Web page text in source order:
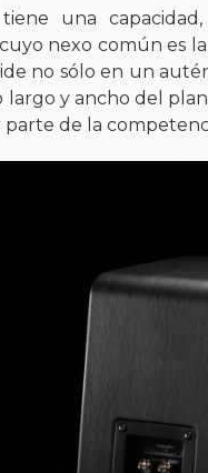
una
nexo común es
no sólo en un
largo y ancho del
parte de la